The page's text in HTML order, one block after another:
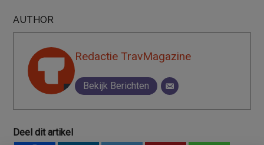
AUTHOR
Redactie TravMagazine
Bekijk Berichten
Deel dit artikel